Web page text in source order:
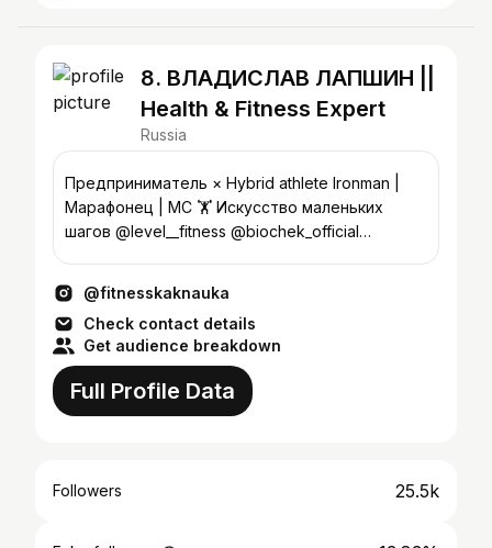
8. ВЛАДИСЛАВ ЛАПШИН ||
Health & Fitness Expert
Russia
Предприниматель × Hybrid athlete Ironman |
Марафонец | МС 🏋️ Искусство маленьких
шагов @level__fitness @biochek_official
@fitnesskaknauka
Check contact details
Get audience breakdown
Full Profile Data
Followers 25.5k